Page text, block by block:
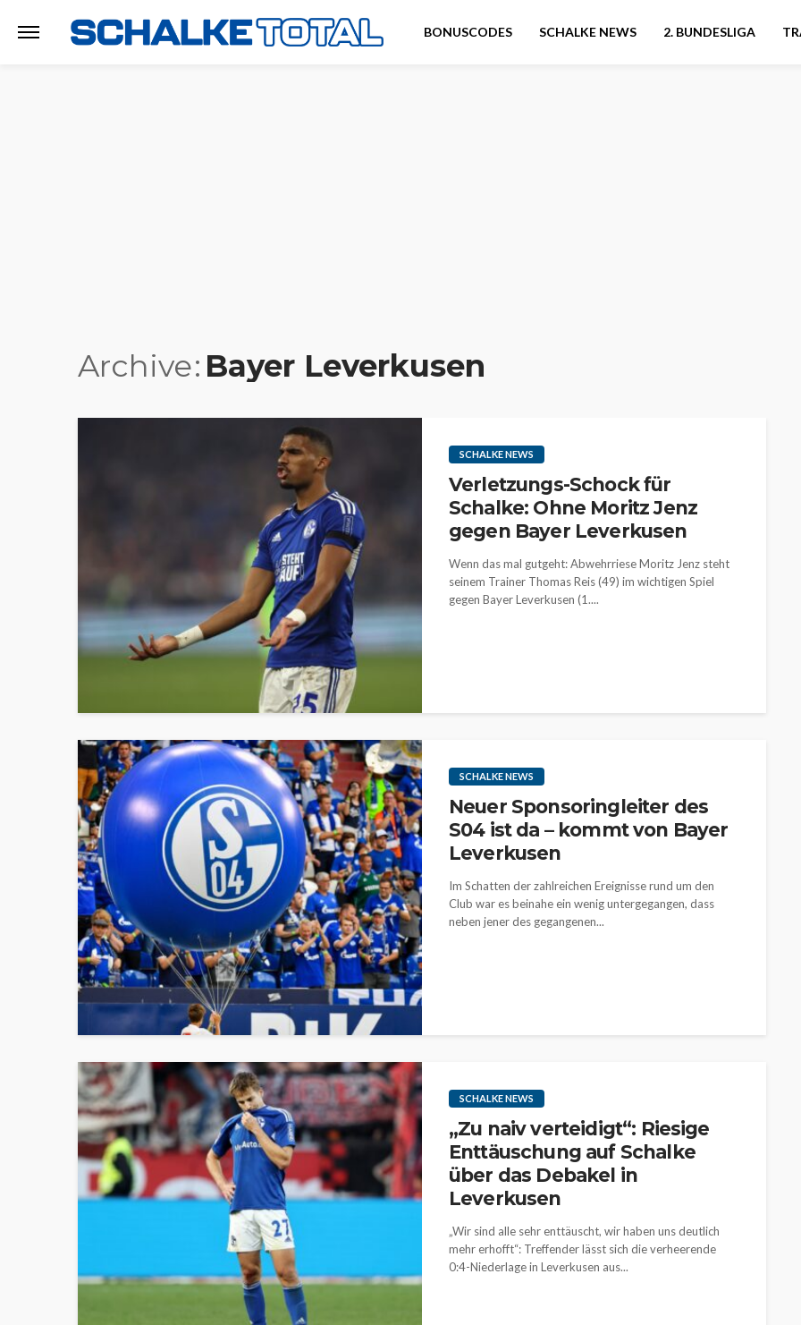
BONUSCODES SCHALKE NEWS 2. BUNDESLIGA
Archive Bayer Leverkusen
SCHALKE NEWS
Verletzungs-Schock für
Schalke: Ohne Moritz Jenz
gegen Bayer Leverkusen
Wenn das mal gutgeht: Abwehrriese Moritz Jenz steht
seinem Trainer Thomas Reis (49) im wichtigen Spiel
gegen Bayer Leverkusen (1....
SCHALKE NEWS
Neuer Sponsoringleiter des
S04 ist da – kommt von Bayer
Leverkusen
Im Schatten der zahlreichen Ereignisse rund um den
Club war es beinahe ein wenig untergegangen, dass
neben jener des gegangenen...
SCHALKE NEWS
„Zu naiv verteidigt“: Riesige
Enttäuschung auf Schalke
über das Debakel in
Leverkusen
„Wir sind alle sehr enttäuscht, wir haben uns deutlich
mehr erhofft“: Treffender lässt sich die verheerende
0:4-Niederlage in Leverkusen aus...